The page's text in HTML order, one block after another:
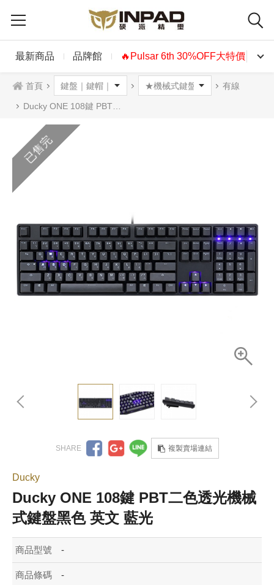
最新商品 品牌館 🔥Pulsar 6th 30%OFF大特價🔥
首頁 有線
Ducky ONE 108鍵 PBT二色透光機械式鍵盤黑色 英文 藍光
已售完
複製賣場連結
Ducky
Ducky ONE 108鍵 PBT二色透光機械
式鍵盤黑色 英文 藍光
商品型號 -
商品條碼 -